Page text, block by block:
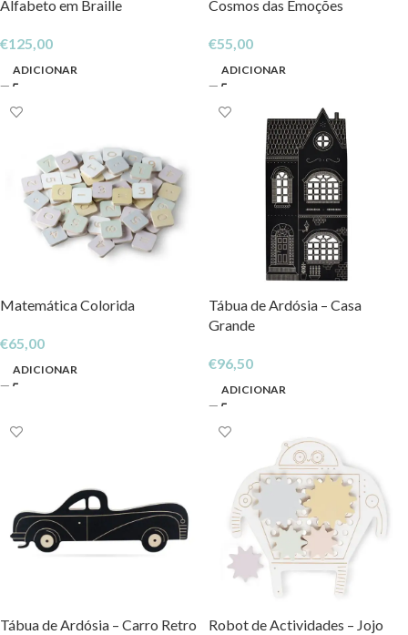
Alfabeto em Braille
€125,00
ADICIONAR
Cosmos das Emoções
€55,00
ADICIONAR
Matemática Colorida
€65,00
ADICIONAR
Tábua de Ardósia – Casa
Grande
€96,50
ADICIONAR
Tábua de Ardósia – Carro Retro
Robot de Actividades – Jojo